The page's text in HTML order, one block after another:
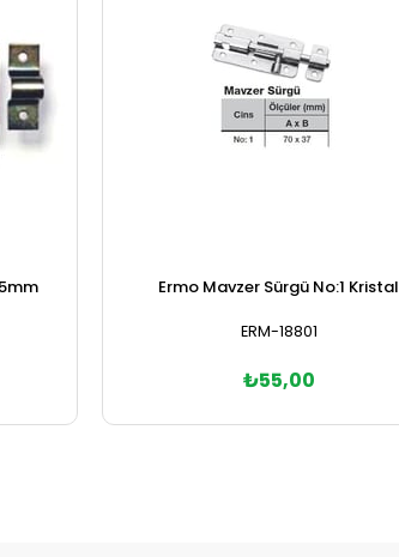
Ermo Mavzer Sürgü No:1 Kristal
ERM-18801
₺55,00